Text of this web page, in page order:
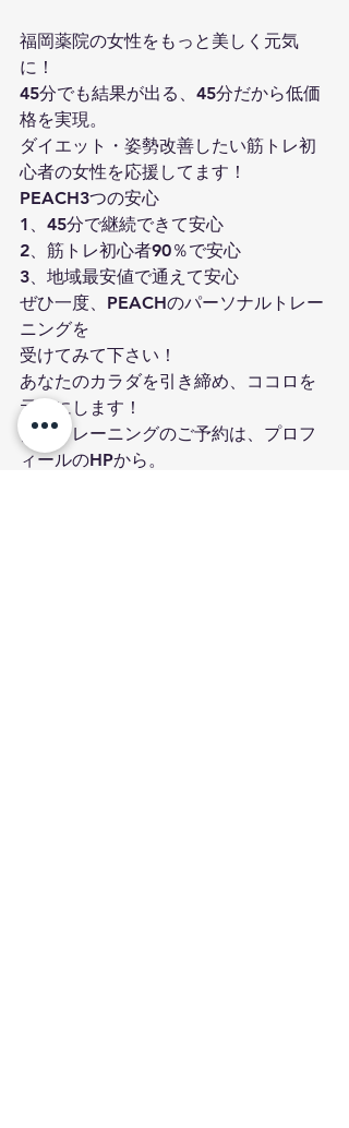
福岡薬院の女性をもっと美しく元気
に！
45分でも結果が出る、45分だから低価
格を実現。
ダイエット・姿勢改善したい筋トレ初
心者の女性を応援してます！
PEACH3つの安心
1、45分で継続できて安心
2、筋トレ初心者90％で安心
3、地域最安値で通えて安心
ぜひ一度、PEACHのパーソナルトレー
ニングを
受けてみて下さい！
あなたのカラダを引き締め、ココロを
元気にします！
体験トレーニングのご予約は、プロフ
ィールのHPから。